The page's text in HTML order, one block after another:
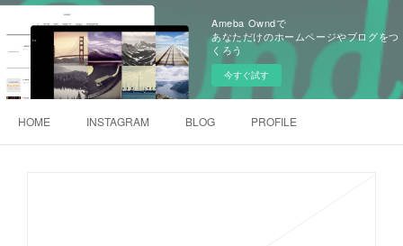
Ameba Owndで
あなただけのホームページやブログをつ
くろう
今すぐ試す
HOME INSTAGRAM BLOG PROFILE